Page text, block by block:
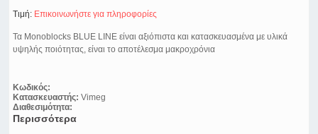
Τιμή: Eπικοινωνήστε για πληροφορίες
Τα Monoblocks BLUE LINE είναι αξιόπιστα και κατασκευασμένα με υλικά
υψηλής ποιότητας, είναι το αποτέλεσμα μακροχρόνια
Κωδικός:
Κατασκευαστής: Vimeg
Διαθεσιμότητα:
Περισσότερα